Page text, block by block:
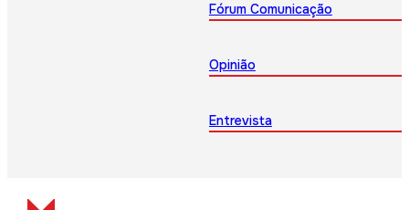
Fórum Comunicação
Opinião
Entrevista